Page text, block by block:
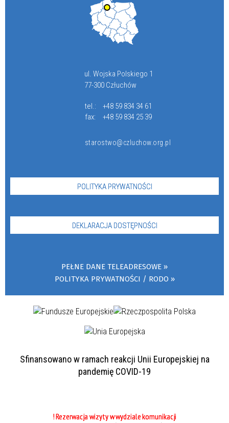
ul. Wojska Polskiego 1
77-300 Człuchów
tel.:
+48 59 834 34 61
fax:
+48 59 834 25 39
starostwo@czluchow.org.pl
POLITYKA PRYWATNOŚCI
DEKLARACJA DOSTĘPNOŚCI
PEŁNE DANE TELEADRESOWE
POLITYKA PRYWATNOŚCI / RODO
Sfinansowano w ramach reakcji Unii Europejskiej na
pandemię COVID-19
! Rezerwacja wizyty w wydziale komunikacji